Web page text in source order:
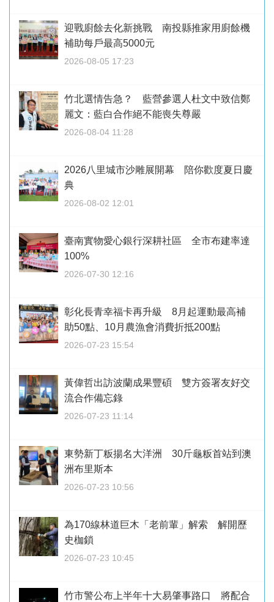
迎戰廚餘去化新挑戰 南投縣推家用廚餘機
補助每戶最高5000元
2026-08-05 17:23
竹北選情告急？ 藍營參選人杜文中致信鄭
麗文：藍白合作絕不能喪失尊嚴
2026-08-04 11:28
2026八里城市沙雕展開幕 陪你歡度夏日慶
典
2026-08-02 12:01
臺南實物愛心銀行深耕社區 全市布建率達
100%
2026-07-30 12:16
彰化長青幸福卡再升級 8月起運動最高補
助50點、10月農漁會消費折抵200點
2026-07-23 15:54
黃偉哲出訪波蘭成果豐碩 雙方簽署友好交
流合作備忘錄
2026-07-23 11:14
東勢新丁粄揚名大洋洲 30斤龜粄首站到澳
洲布里斯本
2026-07-23 10:56
為170線林道巨木「老前輩」解索 解開歷
史枷鎖
2026-07-23 10:45
竹市警公布上半年十大易肇事路口 將配合